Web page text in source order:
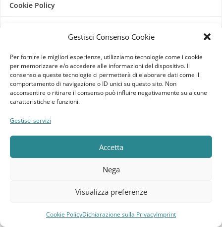
Gestisci Consenso Cookie
Per fornire le migliori esperienze, utilizziamo tecnologie come i cookie
per memorizzare e/o accedere alle informazioni del dispositivo. Il
consenso a queste tecnologie ci permetterà di elaborare dati come il
comportamento di navigazione o ID unici su questo sito. Non
acconsentire o ritirare il consenso può influire negativamente su alcune
caratteristiche e funzioni.
Gestisci servizi
Accetta
Nega
Visualizza preferenze
Cookie PolicyDichiarazione sulla PrivacyImprint
Cookie Policy
Termini e Condizioni
Disconoscimento
Pagine Dedicate
Lista dei desideri
CarrelloMenu